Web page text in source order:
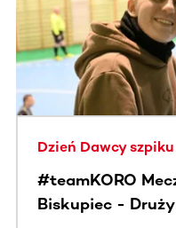
Dzień Dawcy szpiku
#teamKORO
Biskupiec -